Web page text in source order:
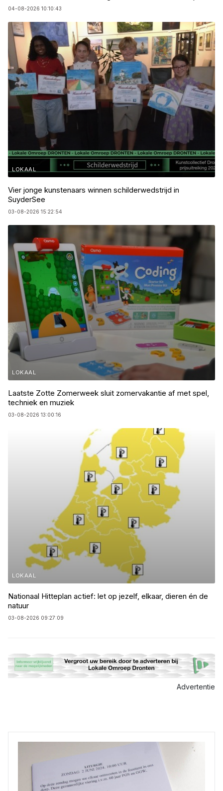
04-08-2026 10:10:43
LOKAAL
Vier jonge kunstenaars winnen schilderwedstrijd in
SuyderSee
03-08-2026 15:22:54
LOKAAL
Laatste Zotte Zomerweek sluit zomervakantie af met spel,
techniek en muziek
03-08-2026 13:00:16
LOKAAL
Nationaal Hitteplan actief: let op jezelf, elkaar, dieren én de
natuur
03-08-2026 09:27:09
Advertentie